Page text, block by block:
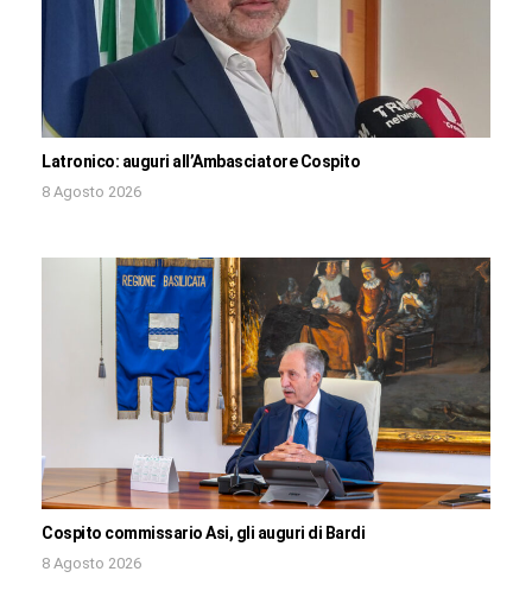
Latronico: auguri all’Ambasciatore Cospito
8 Agosto 2026
Cospito commissario Asi, gli auguri di Bardi
8 Agosto 2026